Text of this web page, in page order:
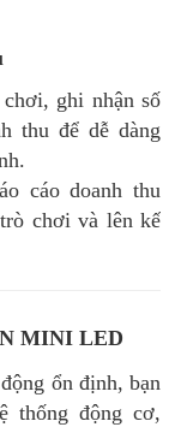
ghi nhận số
thu để dễ dàng
cáo doanh thu
chơi và lên kế
MINI LED
ổn định, bạn
thống động cơ,